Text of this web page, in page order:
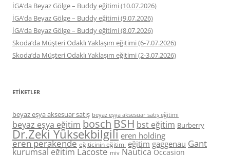
İGA’da Beyaz Gölge – Buddy eğitimi (10.07.2026)
İGA’da Beyaz Gölge – Buddy eğitimi (9.07.2026)
İGA’da Beyaz Gölge – Buddy eğitimi (8.07.2026)
Skoda’da Müşteri Odaklı Yaklaşım eğitimi (6-7.07.2026)
Skoda’da Müşteri Odaklı Yaklaşım eğitimi (2-3.07.2026)
ETIKETLER
beyaz eşya aksesuar satış beyaz eşya aksesuar satış eğitimi
beyaz eşya eğitim boschBSH bst eğitim Burberry
Dr.Zeki Yüksekbilgili eren holding
eren perakende eğiticinin eğitimi eğitim gaggenau Gant
kurumsal eğitim Lacoste miy Nautica Occasion